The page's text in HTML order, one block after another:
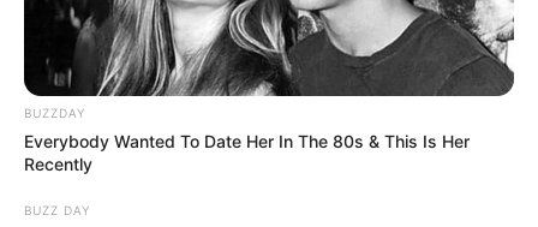
BUZZDAY
Everybody Wanted To Date Her In The 80s & This Is Her
Recently
BUZZ DAY